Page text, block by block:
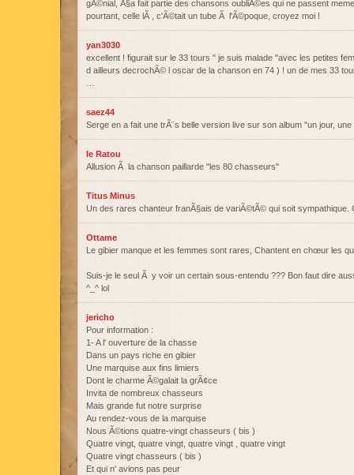
gÃ©nial, Ã§a fait partie des chansons oubliÃ©es qui ne passent
pourtant, celle lÃ , c'Ã©tait un tube Ã l'Ã©poque, croyez moi !
yan3030
excellent ! figurait sur le 33 tours " je suis malade "avec les petites
d ailleurs decrochÃ© l oscar de la chanson en 74 ) ! un de mes 33
saez44
Serge en a fait une trÃ¨s belle version live sur son album "un jour, une
le Ratou
Allusion Ã la chanson paillarde "les 80 chasseurs"
Titus Minus
Un des rares chanteur franÃ§ais de variÃ©tÃ© qui soit sympathique.
Ottame
Le gibier manque et les femmes sont rares, Chantent en chœur les
Suis-je le seul Ã y voir un certain sous-entendu ??? Bon faut dire
^_^ lol
jericho
Pour information :
1- A l' ouverture de la chasse
Dans un pays riche en gibier
Une marquise aux fins limiers
Dont le charme Ã©galait la grÃ¢ce
Invita de nombreux chasseurs
Mais grande fut notre surprise
Au rendez-vous de la marquise
Nous Ã©tions quatre-vingt chasseurs ( bis )
Quatre vingt, quatre vingt, quatre vingt , quatre vingt
Quatre vingt chasseurs ( bis )
Et qui n' avions pas peur